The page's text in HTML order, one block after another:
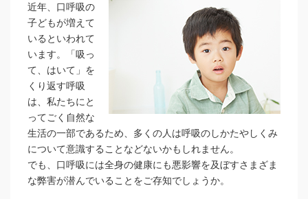
近年、口呼吸の
子どもが増えて
いるといわれて
います。「吸っ
て、はいて」を
くり返す呼吸
は、私たちにと
ってごく自然な
生活の一部であるため、多くの人は呼吸のしかたやしくみ
について意識することなどないかもしれません。
でも、口呼吸には全身の健康にも悪影響を及ぼすさまざま
な弊害が潜んでいることをご存知でしょうか。